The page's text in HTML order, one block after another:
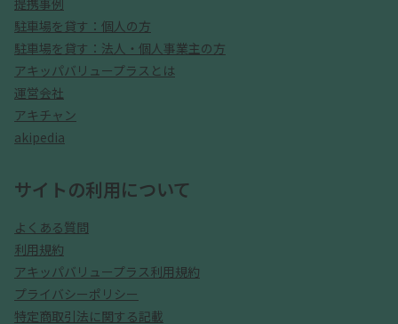
提携事例
駐車場を貸す：個人の方
駐車場を貸す：法人・個人事業主の方
アキッパバリュープラスとは
運営会社
アキチャン
akipedia
サイトの利用について
よくある質問
利用規約
アキッパバリュープラス利用規約
プライバシーポリシー
特定商取引法に関する記載